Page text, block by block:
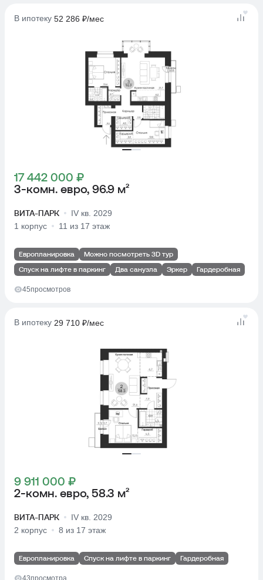
В ипотеку 52 286 ₽/мес
17 442 000 ₽
3-комн. евро, 96.9 м²
ВИТА-ПАРК
IV кв. 2029
1 корпус
11 из 17 этаж
Европланировка
Можно посмотреть 3D тур
Спуск на лифте в паркинг
Два санузла Эркер Гардеробная
45просмотров
В ипотеку 29 710 ₽/мес
9 911 000 ₽
2-комн. евро, 58.3 м²
ВИТА-ПАРК
IV кв. 2029
2 корпус
8 из 17 этаж
Европланировка Спуск на лифте в паркинг Гардеробная
43просмотра